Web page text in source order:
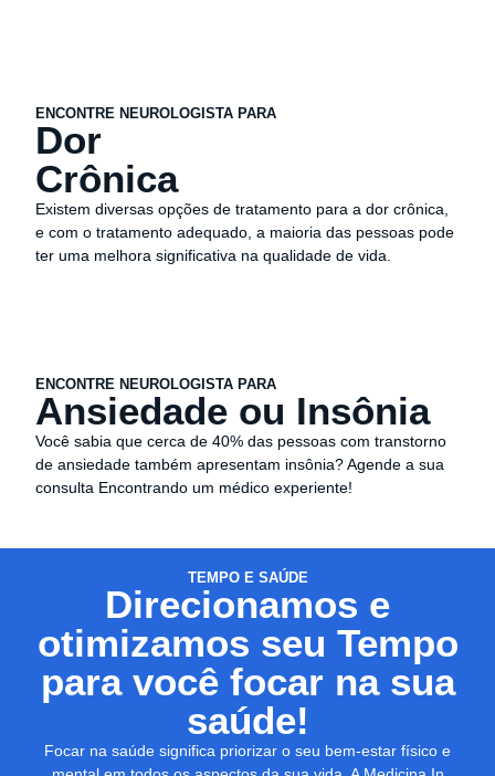
ENCONTRE NEUROLOGISTA PARA
Dor
Crônica
Existem diversas opções de tratamento para a dor crônica,
e com o tratamento adequado, a maioria das pessoas pode
ter uma melhora significativa na qualidade de vida.
ENCONTRE NEUROLOGISTA PARA
Ansiedade ou Insônia
Você sabia que cerca de 40% das pessoas com transtorno
de ansiedade também apresentam insônia? Agende a sua
consulta Encontrando um médico experiente!
TEMPO E SAÚDE
Direcionamos e
otimizamos seu Tempo
para você focar na sua
saúde!
Focar na saúde significa priorizar o seu bem-estar físico e